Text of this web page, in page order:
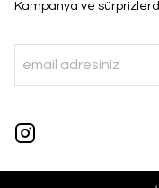
Kampanya ve